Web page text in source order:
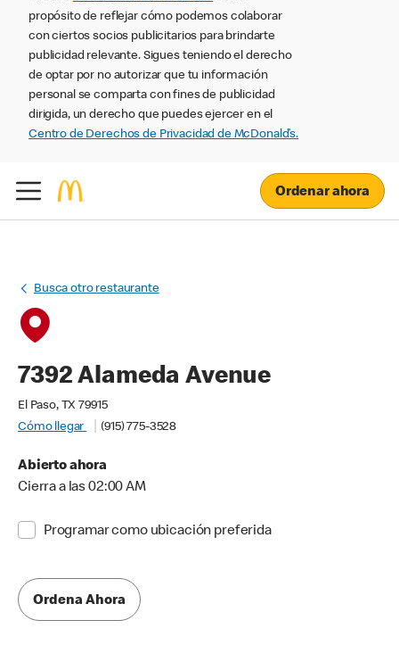
propósito de reflejar cómo podemos colaborar
con ciertos socios publicitarios para brindarte
publicidad relevante. Sigues teniendo el derecho
de optar por no autorizar que tu información
personal se comparta con fines de publicidad
dirigida, un derecho que puedes ejercer en el
Centro de Derechos de Privacidad de McDonald’s.
Ordenar ahora
Busca otro restaurante
7392 Alameda Avenue
El Paso, TX 79915
Cómo llegar
(915) 775-3528
Abierto ahora
Cierra a las 02:00 AM
Programar como ubicación preferida
Ordena Ahora